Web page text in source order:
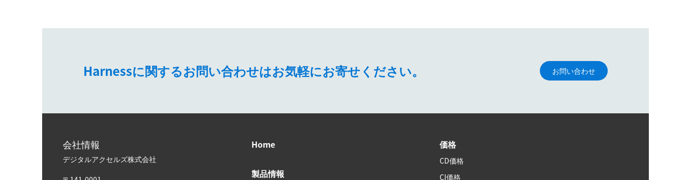
Harnessに関するお問い合わせはお気軽にお寄せください。 お問い合わせ
会社情報
デジタルアクセルズ株式会社
Home
製品情報
価格
CD価格
CI価格